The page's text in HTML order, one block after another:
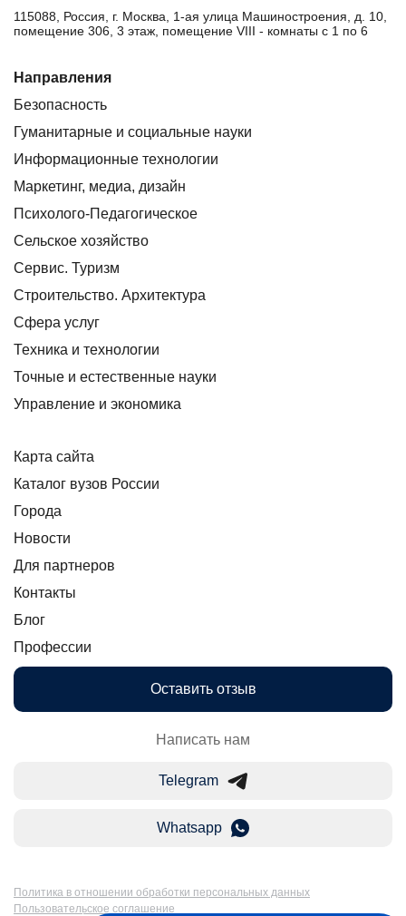
115088, Россия, г. Москва, 1-ая улица Машиностроения, д. 10,
помещение 306, 3 этаж, помещение VIII - комнаты с 1 по 6
Направления
Безопасность
Гуманитарные и социальные науки
Информационные технологии
Маркетинг, медиа, дизайн
Психолого-Педагогическое
Сельское хозяйство
Сервис. Туризм
Строительство. Архитектура
Сфера услуг
Техника и технологии
Точные и естественные науки
Управление и экономика
Карта сайта
Каталог вузов России
Города
Новости
Для партнеров
Контакты
Блог
Профессии
Оставить отзыв
Написать нам
Telegram
Whatsapp
Политика в отношении обработки персональных данных
Пользовательское соглашение